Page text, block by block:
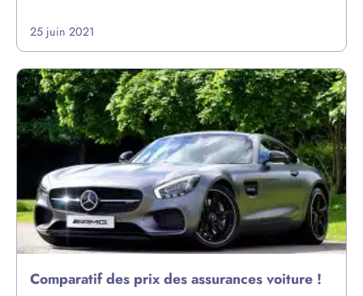
25 juin 2021
Comparatif des prix des assurances voiture !